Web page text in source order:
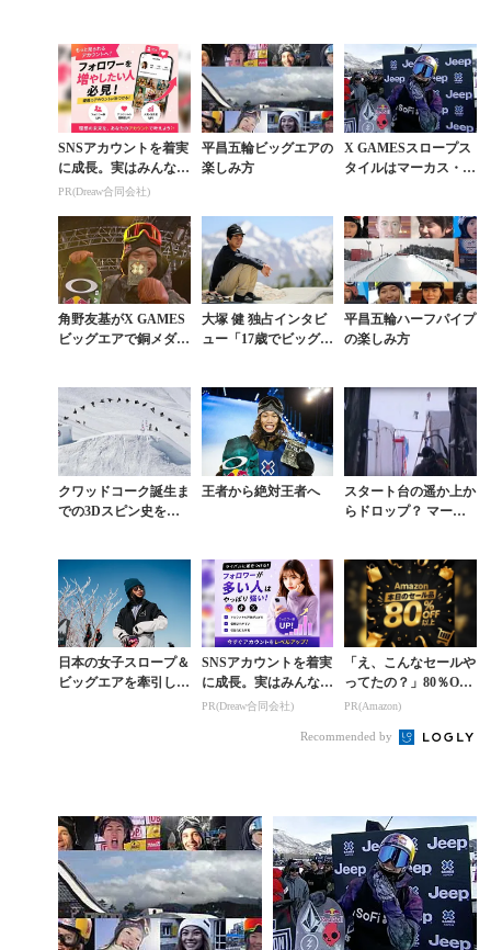
SNSアカウントを着実
に成長。実はみんなコ
コ使ってます。
PR(Dreaw合同会社)
平昌五輪ビッグエアの
楽しみ方
X GAMESスロープス
タイルはマーカス・ク
角野友基がX GAMES
ビッグエアで銅メダ
大塚 健 独占インタビ
ュー「17歳でビッグエ
平昌五輪ハーフパイプ
の楽しみ方
クワッドコーク誕生ま
での3Dスピン史を振
王者から絶対王者へ
スタート台の遥か上か
らドロップ？ マー
勝
日本の女子スロープ＆
ビッグエアを牽引した
SNSアカウントを着実
に成長。実はみんなコ
コ使ってます。
PR(Dreaw合同会社)
「え、こんなセールや
ってたの？」80％OFF
以上が続々登場！Am
PR(Amazon)
Recommended by